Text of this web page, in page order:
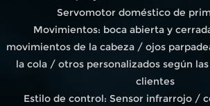
Servomotor doméstico de
Movimientos: boca abierta y
movimientos de la cabeza / ojos
la cola / otros personalizados según
clientes
Estilo de control: Sensor infrarrojo /